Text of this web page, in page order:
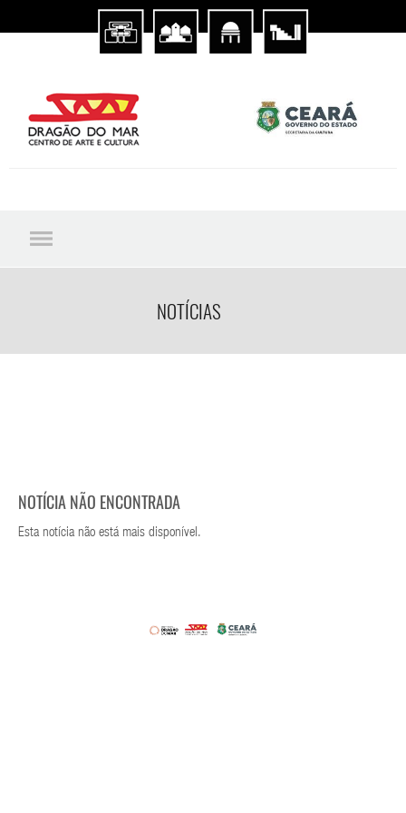
NOTÍCIAS
NOTÍCIA NÃO ENCONTRADA
Esta notícia não está mais disponível.